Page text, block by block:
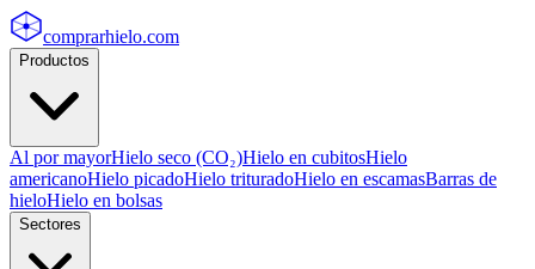
comprarhielo.com
Productos
Al por mayorHielo seco (CO₂)Hielo en cubitosHielo
americanoHielo picadoHielo trituradoHielo en escamasBarras de
hieloHielo en bolsas
Sectores